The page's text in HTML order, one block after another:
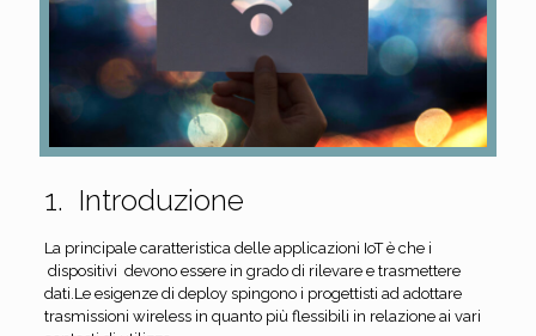
1. Introduzione
La principale caratteristica delle applicazioni IoT è che i
dispositivi devono essere in grado di rilevare e trasmettere
dati.Le esigenze di deploy spingono i progettisti ad adottare
trasmissioni wireless in quanto più flessibili in relazione ai vari